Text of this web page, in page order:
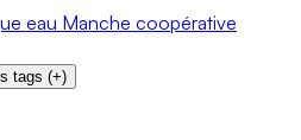
eau Manche coopérative
tags (+)